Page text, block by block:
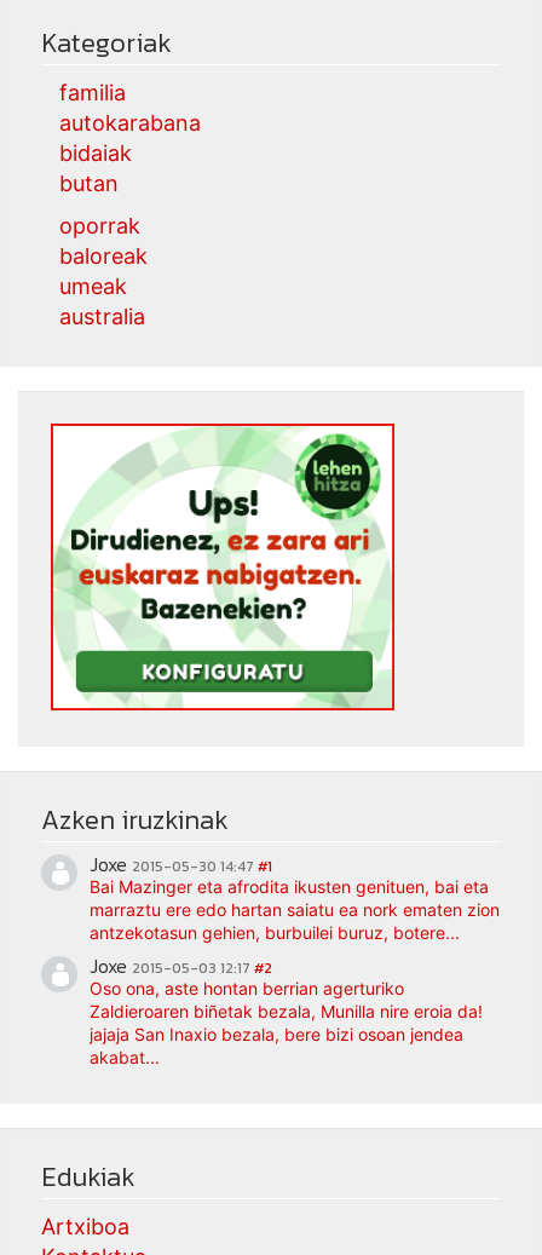
Kategoriak
familia
autokarabana
bidaiak
butan
oporrak
baloreak
umeak
australia
Azken iruzkinak
Joxe 2015-05-30 14:47 #1
Bai Mazinger eta afrodita ikusten genituen, bai eta
marraztu ere edo hartan saiatu ea nork ematen zion
antzekotasun gehien, burbuilei buruz, botere...
Joxe 2015-05-03 12:17 #2
Oso ona, aste hontan berrian agerturiko
Zaldieroaren biñetak bezala, Munilla nire eroia da!
jajaja San Inaxio bezala, bere bizi osoan jendea
akabat...
Edukiak
Artxiboa